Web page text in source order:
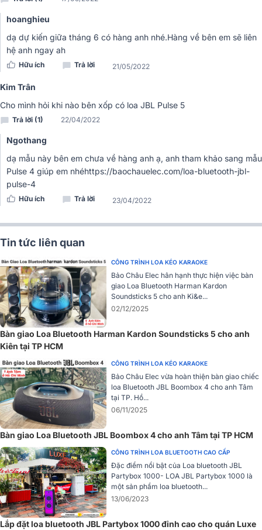
➣➣➣ Tham khảo thêm:
So sánh loa jbl pluse 5 vs pluse 4
Đánh giá loa jbl Pluse 5
Tính năng hoàn hảo khuấy đảo mọi bữa tiệc âm
thanh
Kết nối Bluetooth 5.3
Loa bluetooth JBL Pulse 5được trang bị công nghệ Bluetooth 5.3
hiện đại, cho tốc độ kết nối nhanh hơn, ổn định hơn trong phạm vi
lên đến 10 mét, đồng thời tiết kiệm năng lượng hiệu quả hơn so với
các thế hệ trước giúp người dùng trải nghiệm âm nhạc mượt mà,
liền mạch hơn trong quá trình sử dụng.
hoanghieu
dạ dự kiến giữa tháng 6 có hàng anh nhé.Hàng về bên em sẽ liên
hệ anh ngay ah
Hữu ích Trả lời 21/05/2022
Kim Trân
Cho mình hỏi khi nào bên xốp có loa JBL Pulse 5
Trả lời (1) 22/04/2022
Ngothang
dạ mẫu này bên em chưa về hàng anh ạ, anh tham khảo sang mẫu
Pulse 4 giúp em nhéhttps://baochauelec.com/loa-bluetooth-jbl-
pulse-4
Hữu ích Trả lời 23/04/2022
Tin tức liên quan
CÔNG TRÌNH LOA KÉO KARAOKE
Bảo Châu Elec hân hạnh thực hiện việc bàn
giao Loa Bluetooth Harman Kardon
Soundsticks 5 cho anh Ki&e...
02/12/2025
Bàn giao Loa Bluetooth Harman Kardon Soundsticks 5 cho anh
Kiên tại TP HCM
CÔNG TRÌNH LOA KÉO KARAOKE
Bảo Châu Elec vừa hoàn thiện bàn giao chiếc
loa Bluetooth JBL Boombox 4 cho anh Tâm
tại TP. Hồ...
06/11/2025
Bàn giao Loa Bluetooth JBL Boombox 4 cho anh Tâm tại TP HCM
CÔNG TRÌNH LOA BLUETOOTH CAO CẤP
Đặc điểm nổi bật của Loa bluetooth JBL
Partybox 1000- LOA JBL Partybox 1000 là
một sản phẩm loa bluetooth...
13/06/2023
Lắp đặt loa bluetooth JBL Partybox 1000 đỉnh cao cho quán Luxe